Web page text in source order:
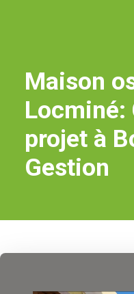
Maison
Locminé:
projet à
Gestion